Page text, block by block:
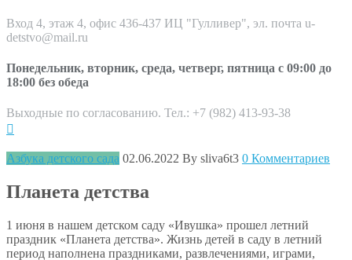
Вход 4, этаж 4, офис 436-437 ИЦ "Гулливер", эл. почта u-
detstvo@mail.ru
Понедельник, вторник, среда, четверг, пятница с 09:00 до
18:00 без обеда
Выходные по согласованию. Тел.: +7 (982) 413-93-38
Азбука детского сада 02.06.2022 By sliva6t3 0 Комментариев
Планета детства
1 июня в нашем детском саду «Ивушка» прошел летний
праздник «Планета детства». Жизнь детей в саду в летний
период наполнена праздниками, развлечениями, играми,